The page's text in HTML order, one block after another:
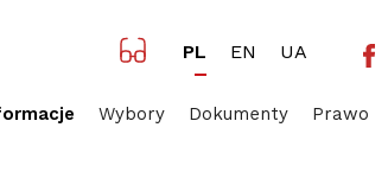
PL EN UA
Wybory Dokumenty Prawo